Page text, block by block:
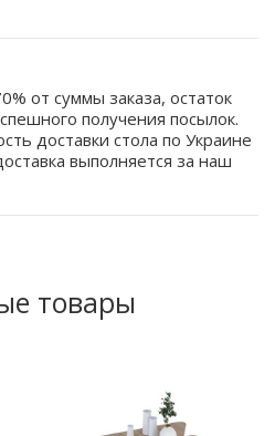
от суммы заказа, остаток
получения посылок.
доставки стола по Украине
выполняется за наш
товары